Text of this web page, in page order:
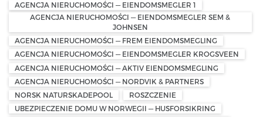
AGENCJA NIERUCHOMOŚCI — EIENDOMSMEGLER 1
AGENCJA NIERUCHOMOŚCI — EIENDOMSMEGLER SEM &
JOHNSEN
AGENCJA NIERUCHOMOŚCI — FREM EIENDOMSMEGLING
AGENCJA NIERUCHOMOŚCI — EIENDOMSMEGLER KROGSVEEN
AGENCJA NIERUCHOMOŚCI — AKTIV EIENDOMSMEGLING
AGENCJA NIERUCHOMOŚCI — NORDVIK & PARTNERS
NORSK NATURSKADEPOOL
ROSZCZENIE
UBEZPIECZENIE DOMU W NORWEGII — HUSFORSIKRING